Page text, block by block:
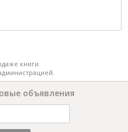
книги.
объявления